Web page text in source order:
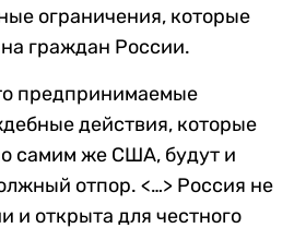
ограничения, которые
граждан России.
предпринимаемые
действия, которые
самим же США, будут и
отпор. <…> Россия не
и открыта для честного